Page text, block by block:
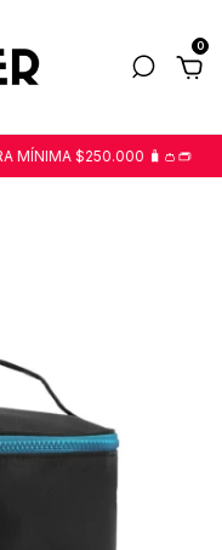
0
MÍNIMA $250.000 🧳👛👝